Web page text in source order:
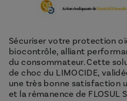
Sécuriser votre protection
biocontrôle, alliant
du consommateur. Cette
de choc du LIMOCIDE,
une très bonne satisfaction
et la rémanence de FLOSUL